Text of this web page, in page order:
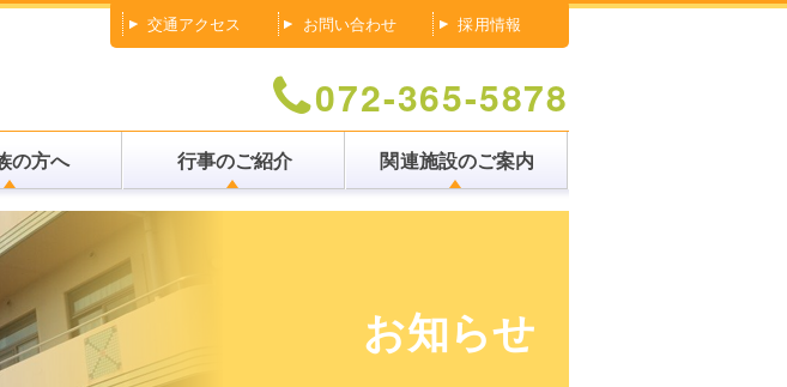
交通アクセス お問い合わせ 採用情報
072-365-5878
の方へ 行事のご紹介 関連施設のご案内
お知らせ